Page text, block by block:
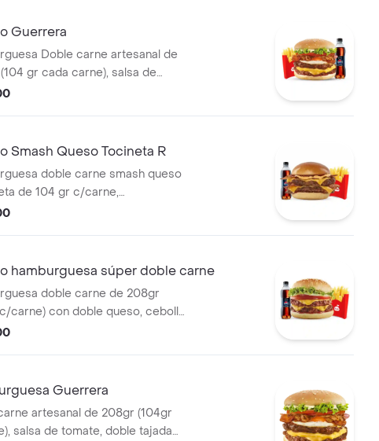
Guerrera
Doble carne artesanal de
gr cada carne), salsa de
doble tajada cheddar, cebolla
400 ml
Smash Queso Tocineta R
doble carne smash queso
de 104 gr c/carne,
con papas medianas y
hamburguesa súper doble carne
doble carne de 208gr
carne) con doble queso, cebolla,
lechuga, salsa presto y de
Guerrera
artesanal de 208gr (104gr
salsa de tomate, doble tajada